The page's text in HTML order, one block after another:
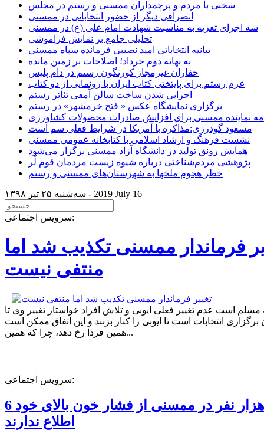
سخنی با مردم و پرچمداران ممسنی و رستم در مجلس
انصرافی دیگر از حضور انتخاباتی در ممسنی
سه اجرای تعزیه به مناسبت شهادت امام علی (ع) در ممسنی
تحلیلی جامع بر نمایش فراموشی
بیانیه انتخاباتی امید نصیبی فرمانده سپاه ممسنی
به بهانه دوم خرداد؛ اصلاحات بر زمین مانده
حفاران غیرمجاز کورنگون رستم در دام پلیس
عزم رستم برای پایتختی کتاب ایران با رونمایی از دو کتاب
اجرایی شدن ساخت سالن آمفی تئاتر رستم
برگزاری نمایشگاه عکس « فتح خرمشهر» در رستم
نماینده ممسنی برای افزایش صادرات محصولات کشاورزی
مسعود گودرزی:مذاکره با آمریکا در شرایط فعلی سم است
نشست فرهنگ و ارشاد اسلامی با کتابخانه عمومی ممسنی
همایش رونق تولید در دانشگاه آزاد ممسنی برگزار می‌شود
پژوهشی مردم‌شناختی درباره شیوه زیست مردمان قوم لُر
خطر هجوم ملخها به شهرستان‌های ممسنی و رستم
سه‌شنبه ۲۵ تير ۱۳۹۸ - 2019 July 16
سرویس اجتماعی:
فرماندار ممسنی تکذیب شد اما
منتفی نیست
مسلم است عدم تغییر فعلی ایوبی و تلاش افراد خواستار تغییر وی تا
برگزاری انتخابات است تا ایوبی را کنار بزنند و این اتفاق ممکن است
همین فردا رخ دهد، چرا که همین...
سرویس اجتماعی:
6 هزار نفر در ممسنی از فشار خون بالای خود
اطلاع ندارند